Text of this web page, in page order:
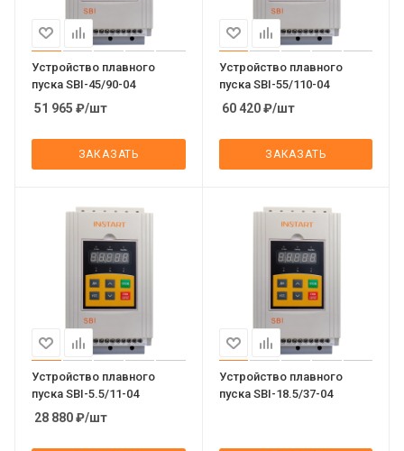
Устройство плавного
пуска SBI-45/90-04
51 965 ₽/шт
ЗАКАЗАТЬ
Устройство плавного
пуска SBI-55/110-04
60 420₽/шт
ЗАКАЗАТЬ
Устройство плавного
пуска SBI-5.5/11-04
28 880₽/шт
Устройство плавного
пуска SBI-18.5/37-04